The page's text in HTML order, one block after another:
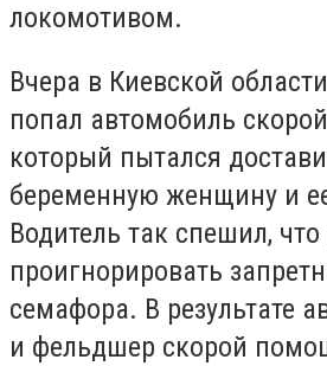
локомотивом.
Вчера в Киевской
попал автомобиль
который пытался
беременную женщину и
Водитель так спешил,
проигнорировать
семафора. В результате
и фельдшер скорой